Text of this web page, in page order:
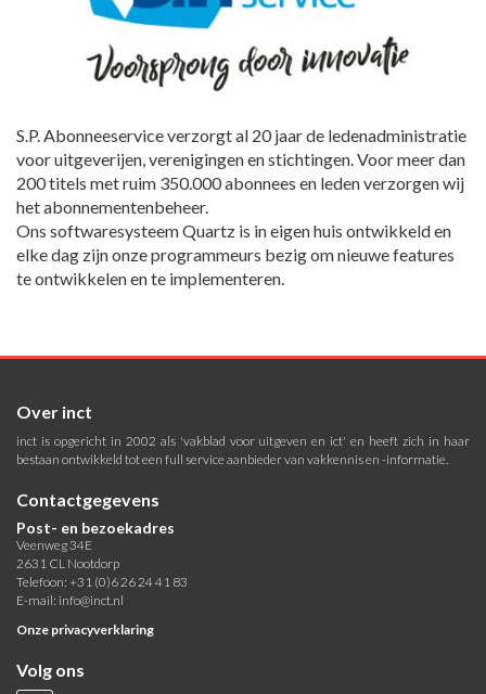
S.P. Abonneeservice verzorgt al 20 jaar de ledenadministratie
voor uitgeverijen, verenigingen en stichtingen. Voor meer dan
200 titels met ruim 350.000 abonnees en leden verzorgen wij
het abonnementenbeheer.
Ons softwaresysteem Quartz is in eigen huis ontwikkeld en
elke dag zijn onze programmeurs bezig om nieuwe features
te ontwikkelen en te implementeren.
Over inct
inct is opgericht in 2002 als 'vakblad voor uitgeven en ict' en heeft zich in haar
bestaan ontwikkeld tot een full service aanbieder van vakkennis en -informatie.
Contactgegevens
Post- en bezoekadres
Veenweg 34E
2631 CL Nootdorp
Telefoon: +31 (0)6 26 24 41 83
E-mail: info@inct.nl
Onze privacyverklaring
Volg ons